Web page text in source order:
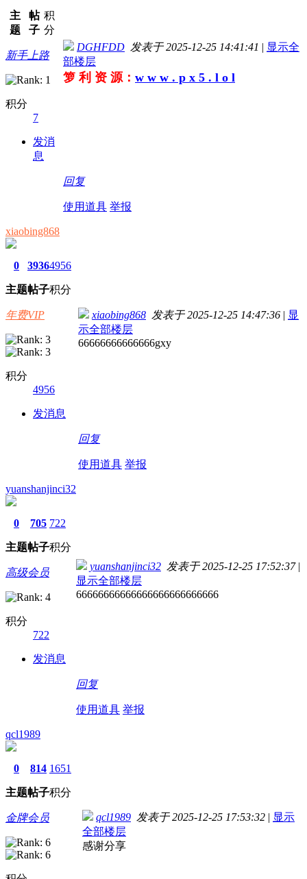
主
题
帖
子
积
分
新手上路
积分
7
发消
息
DGHFDD 发表于 2025-12-25 14:41:41 | 显示全
部楼层
箩 利 资 源： w w w . p x 5 . l o l
回复
使用道具 举报
xiaobing868
0
主题
3936
帖子
4956
积分
年费VIP
积分
4956
发消息
xiaobing868 发表于 2025-12-25 14:47:36 | 显
示全部楼层
66666666666666gxy
回复
使用道具 举报
yuanshanjinci32
0
主题
705
帖子
722
积分
高级会员
积分
722
发消息
yuanshanjinci32 发表于 2025-12-25 17:52:37 |
显示全部楼层
66666666666666666666666666
回复
使用道具 举报
qcl1989
0
主题
814
帖子
1651
积分
金牌会员 qcl1989 发表于 2025-12-25 17:53:32 | 显示
全部楼层
感谢分享